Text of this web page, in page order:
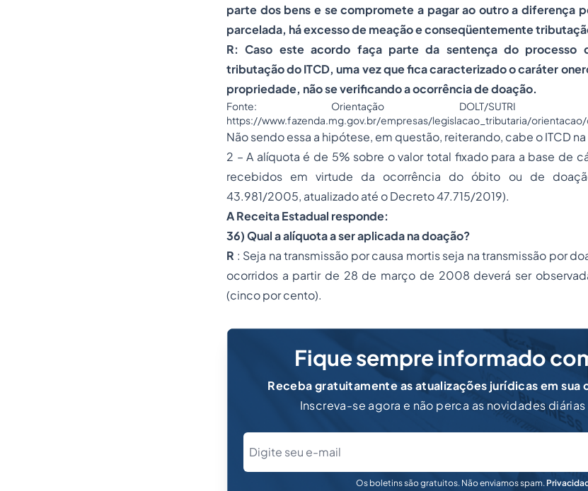
parte dos bens e se compromete a pagar ao outro a diferença
parcelada, há excesso de meação e conseqüentemente
R: Caso este acordo faça parte da sentença do processo
tributação do ITCD, uma vez que fica caracterizado o caráter
propriedade, não se verificando a ocorrência de doação.
Fonte: Orientação DOLT/SUTRI
https://www.fazenda.mg.gov.br/empresas/legislacao_tributaria/
Não sendo essa a hipótese, em questão, reiterando, cabe o ITCD
2 – A alíquota é de 5% sobre o valor total fixado para a base de
recebidos em virtude da ocorrência do óbito ou de
43.981/2005, atualizado até o Decreto 47.715/2019).
A Receita Estadual responde:
36) Qual a alíquota a ser aplicada na doação?
R : Seja na transmissão por causa mortis seja na transmissão por
ocorridos a partir de 28 de março de 2008 deverá ser
(cinco por cento).
Fique sempre informado
Receba gratuitamente as atualizações jurídicas em sua
Inscreva-se agora e não perca as novidades
Os boletins são gratuitos. Não enviamos spam.